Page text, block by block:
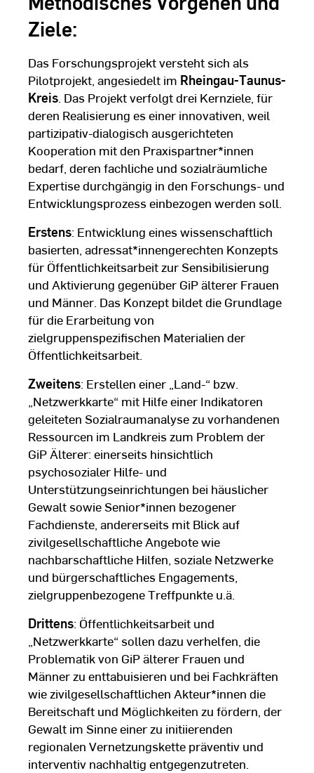
Ziele:
Das Forschungsprojekt versteht sich als
Pilotprojekt, angesiedelt im Rheingau-Taunus-
Kreis . Das Projekt verfolgt drei Kernziele, für
deren Realisierung es einer innovativen, weil
partizipativ-dialogisch ausgerichteten
Kooperation mit den Praxispartner*innen
bedarf, deren fachliche und sozialräumliche
Expertise durchgängig in den Forschungs- und
Entwicklungsprozess einbezogen werden soll.
Erstens: Entwicklung eines wissenschaftlich
basierten, adressat*innengerechten Konzepts
für Öffentlichkeitsarbeit zur Sensibilisierung
und Aktivierung gegenüber GiP älterer Frauen
und Männer. Das Konzept bildet die Grundlage
für die Erarbeitung von
zielgruppenspezifischen Materialien der
Öffentlichkeitsarbeit.
Zweitens: Erstellen einer „Land-“ bzw.
„Netzwerkkarte“ mit Hilfe einer Indikatoren
geleiteten Sozialraumanalyse zu vorhandenen
Ressourcen im Landkreis zum Problem der
GiP Älterer: einerseits hinsichtlich
psychosozialer Hilfe- und
Unterstützungseinrichtungen bei häuslicher
Gewalt sowie Senior*innen bezogener
Fachdienste, andererseits mit Blick auf
zivilgesellschaftliche Angebote wie
nachbarschaftliche Hilfen, soziale Netzwerke
und bürgerschaftliches Engagements,
zielgruppenbezogene Treffpunkte u.ä.
Drittens: Öffentlichkeitsarbeit und
„Netzwerkkarte“ sollen dazu verhelfen, die
Problematik von GiP älterer Frauen und
Männer zu enttabuisieren und bei Fachkräften
wie zivilgesellschaftlichen Akteur*innen die
Bereitschaft und Möglichkeiten zu fördern, der
Gewalt im Sinne einer zu initiierenden
regionalen Vernetzungskette präventiv und
interventiv nachhaltig entgegenzutreten.